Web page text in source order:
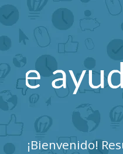
Talent
¡Bienvenido!